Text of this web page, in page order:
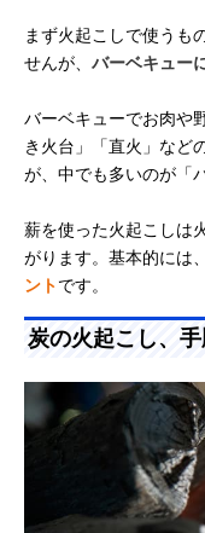
まず火起こしで使うも
せんが、 バーベキュー
バーベキューでお肉や
き火台」「直火」など
が、中でも多いのが「
薪を使った火起こしは
がります。基本的には、
ントです。
炭の火起こし、